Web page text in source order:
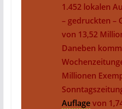
1.452 lokalen
– gedruckten –
von 13,52
Daneben
Millionen
Auflagevon